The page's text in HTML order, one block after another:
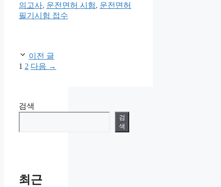
의고사, 운전면허 시험, 운전면허
필기시험 접수
이전 글
페
1 페
2 다음 →
검색
검
색
최근